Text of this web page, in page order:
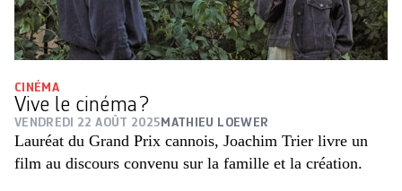
CINÉMA
Vive le cinéma ?
VENDREDI 22 AOÛT 2025 MATHIEU LOEWER
Lauréat du Grand Prix cannois, Joachim Trier livre un
film au discours convenu sur la famille et la création.